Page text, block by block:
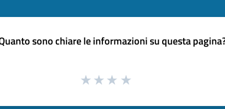
sono chiare le informazioni su questa